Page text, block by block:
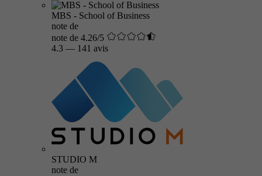
MBS - School of Business
note de
note de 4.26/5
4.3 — 141 avis
STUDIO M
note de